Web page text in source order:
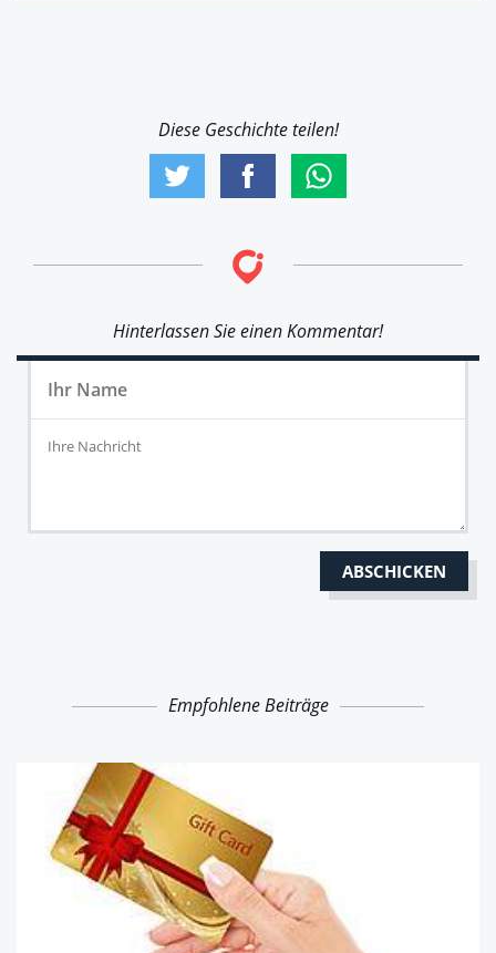
Diese Geschichte teilen!
Hinterlassen Sie einen Kommentar!
Empfohlene Beiträge